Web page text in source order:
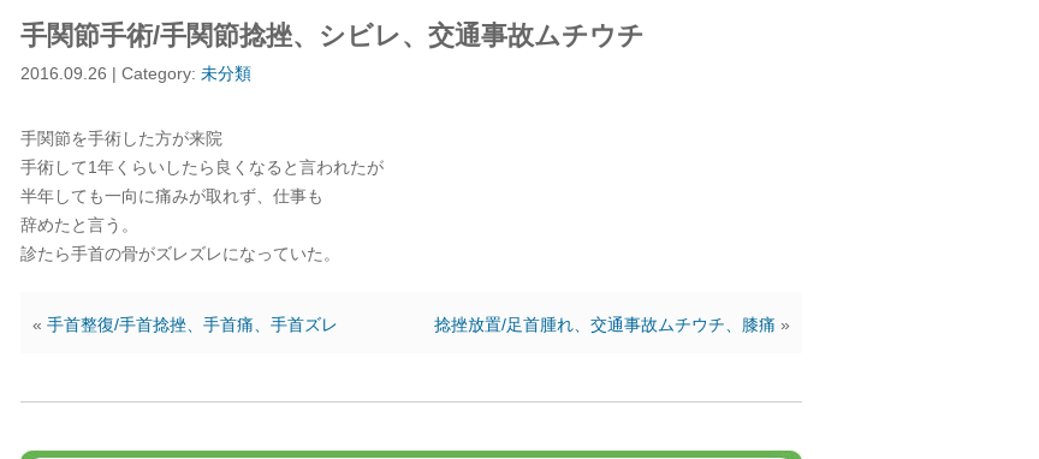
手関節手術/手関節捻挫、シビレ、交通事故ムチウチ
2016.09.26 | Category: 未分類
手関節を手術した方が来院
手術して1年くらいしたら良くなると言われたが
半年しても一向に痛みが取れず、仕事も
辞めたと言う。
診たら手首の骨がズレズレになっていた。
捻挫放置/足首腫れ、交通事故ムチウチ、膝痛 »
« 手首整復/手首捻挫、手首痛、手首ズレ